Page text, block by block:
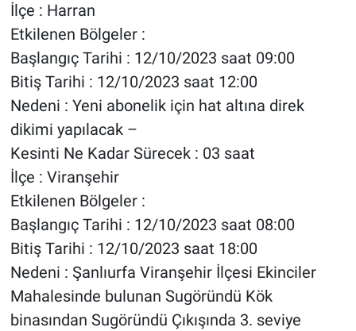
İlçe : Harran
Etkilenen Bölgeler :
Başlangıç Tarihi : 12/10/2023 saat 09:00
Bitiş Tarihi : 12/10/2023 saat 12:00
Nedeni : Yeni abonelik için hat altına direk
dikimi yapılacak –
Kesinti Ne Kadar Sürecek : 03 saat
İlçe : Viranşehir
Etkilenen Bölgeler :
Başlangıç Tarihi : 12/10/2023 saat 08:00
Bitiş Tarihi : 12/10/2023 saat 18:00
Nedeni : Şanlıurfa Viranşehir İlçesi Ekinciler
Mahalesinde bulunan Sugöründü Kök
binasından Sugöründü Çıkışında 3. seviye